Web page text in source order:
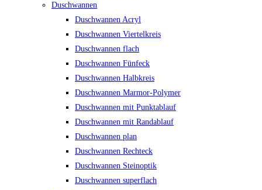
Duschwannen
Duschwannen Acryl
Duschwannen Viertelkreis
Duschwannen flach
Duschwannen Fünfeck
Duschwannen Halbkreis
Duschwannen Marmor-Polymer
Duschwannen mit Punktablauf
Duschwannen mit Randablauf
Duschwannen plan
Duschwannen Rechteck
Duschwannen Steinoptik
Duschwannen superflach